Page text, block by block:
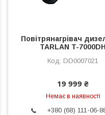
Повітрянагрівач
TARLAN T-7000DH
DD0007021
19 999 ₴
Немає в наявності
+380 (68) 111-06-